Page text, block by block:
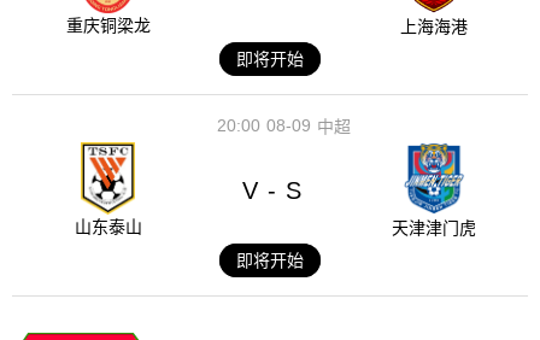
重庆铜梁龙
上海海港
即将开始
08-09
20:00 中超
山东泰山
V - S
天津津门虎
即将开始